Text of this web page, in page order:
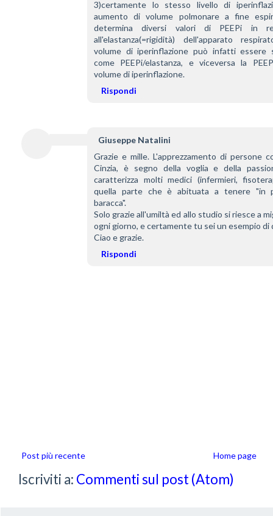
3)certamente lo stesso livello di
aumento di volume polmonare a fine
determina diversi valori di PEEPi in
all'elastanza(=rigidità) dell'apparato
volume di iperinflazione può infatti essere
come PEEPi/elastanza, e viceversa la
volume di iperinflazione.
Rispondi
Giuseppe Natalini
Grazie e mille. L'apprezzamento di persone
Cinzia, è segno della voglia e della
caratterizza molti medici (infermieri,
quella parte che è abituata a tenere "in
baracca".
Solo grazie all'umiltà ed allo studio si riesce a
ogni giorno, e certamente tu sei un esempio di
Ciao e grazie.
Rispondi
Post più recente Home page
Iscriviti a: Commenti sul post (Atom)